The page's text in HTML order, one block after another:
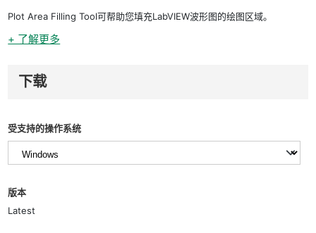
Plot Area Filling Tool可帮助您填充LabVIEW波形图的绘图区域。
+ 了解更多
下载
受支持的操作系统
版本
Latest